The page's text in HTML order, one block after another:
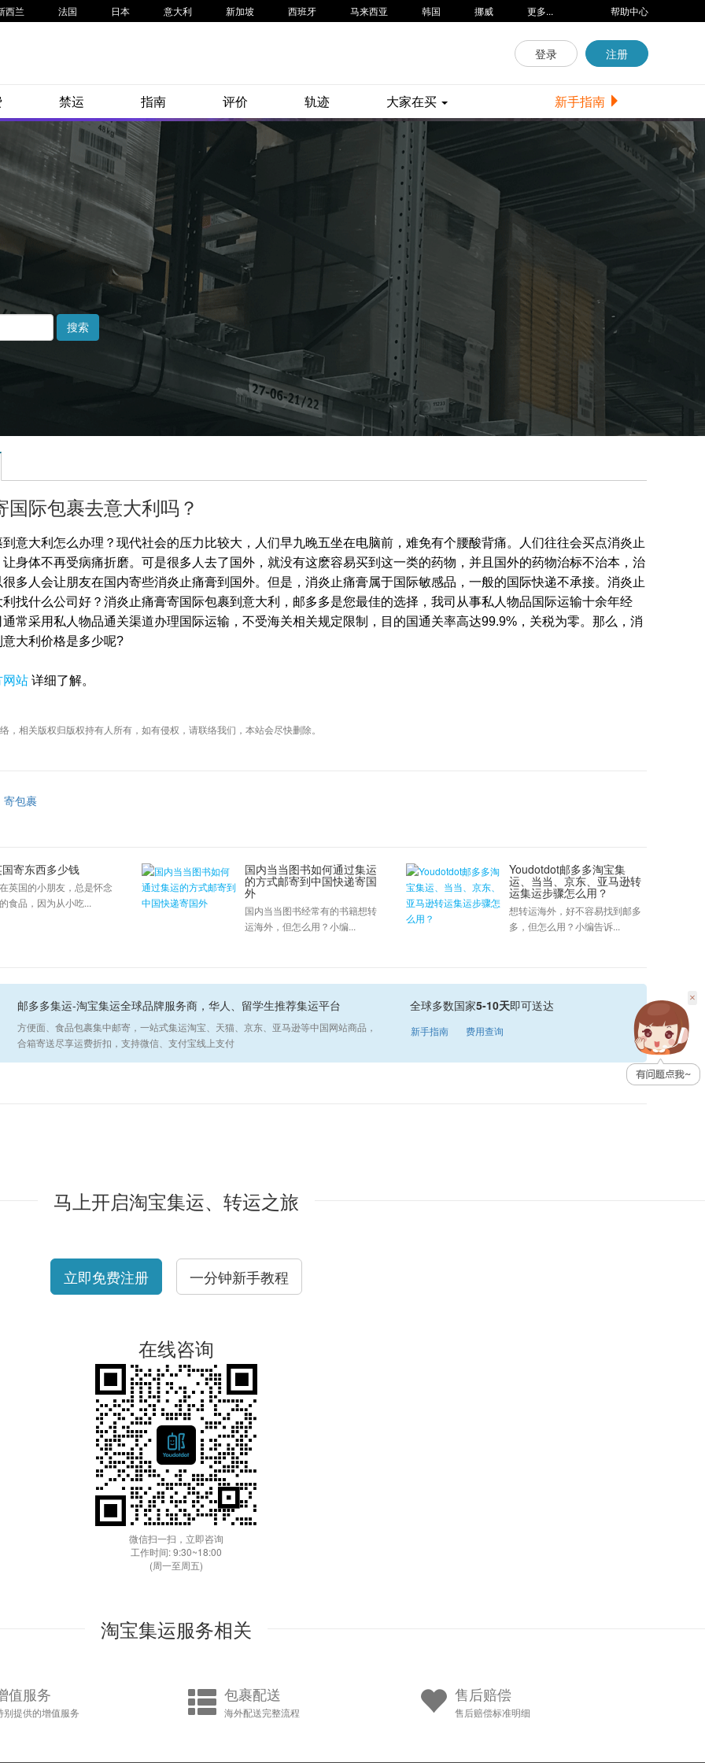
西兰 法国 日本 意大利 新加坡 西班牙 马来西亚 韩国 挪威 更多... 帮助中心
登录 注册
禁运 指南 评价 轨迹 新手指南
大家在买
际包裹去意大利吗？
意大利怎么办理？现代社会的压力比较大，人们早九晚五坐在电脑前，难免有个腰酸背痛。人们往往会买点消炎止
身体不再受病痛折磨。可是很多人去了国外，就没有这麽容易买到这一类的药物，并且国外的药物治标不治本，治
多人会让朋友在国内寄些消炎止痛膏到国外。但是，消炎止痛膏属于国际敏感品，一般的国际快递不承接。消炎止
找什么公司好？消炎止痛膏寄国际包裹到意大利
，邮多多是您最佳的选择，我司从事私人物品国际运输十余年经
常采用私人物品通关渠道办理国际运输，不受海关相关规定限制，目的国通关率高达99.9%，关税为零。那么，消
大利价格是多少呢?
网站 详细了解。
，相关版权归版权持有人所有，如有侵权，请联络我们，本站会尽快删除。
寄包裹
寄东西多少钱
英国的小朋友，总是怀念
食品，因为从小吃...
国内当当图书如何通过集运
的方式邮寄到中国快递寄国
外
国内当当图书经常有的书籍想转
运海外，但怎么用？小编...
Youdotdot邮多多淘宝集
运、当当、京东、亚马逊转
运集运步骤怎么用？
想转运海外，好不容易找到邮多
多，但怎么用？小编告诉...
邮多多集运-淘宝集运全球品牌服务商，华人、留学生推荐集运平台
方便面、食品包裹集中邮寄，一站式集运淘宝、天猫、京东、亚马逊等中国网站商品，
合箱寄送尽享运费折扣，支持微信、支付宝线上支付
全球多数国家5-10天即可送达
新手指南 费用查询
马上开启淘宝集运、转运之旅
立即免费注册 一分钟新手教程
在线咨询
微信扫一扫，立即咨询
工作时间: 9:30~18:00
(周一至周五)
淘宝集运服务相关
值服务
别提供的增值服务
包裹配送
海外配送完整流程
售后赔偿
售后赔偿标准明细
×